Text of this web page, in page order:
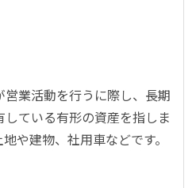
業活動を行うに際し、長期
ている有形の資産を指しま
や建物、社用車などです。